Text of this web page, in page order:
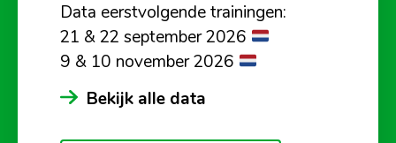
Data eerstvolgende trainingen:
21 & 22 september 2026
9 & 10 november 2026
Bekijk alle data